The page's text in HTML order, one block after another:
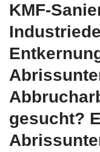
KMF-
gesucht?